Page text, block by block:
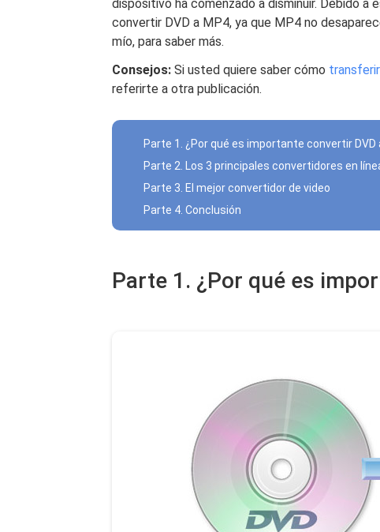
dispositivo ha comenzado a disminuir. Debido a
convertir DVD a MP4, ya que MP4 no
mío, para saber más.
Consejos: Si usted quiere saber cómo
referirte a otra publicación.
Parte 1. ¿Por qué es importante convertir DVD
Parte 2. Los 3 principales convertidores en
Parte 3. El mejor convertidor de video
Parte 4. Conclusión
Parte 1. ¿Por qué es